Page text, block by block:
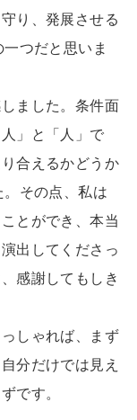
り、発展させる
つだと思いま
ました。条件面
」と「人」で
合えるかどうか
その点、私は
とができ、本当
出してくださっ
感謝してもしき
しゃれば、まず
分だけでは見え
です。